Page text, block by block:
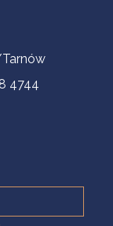
4744